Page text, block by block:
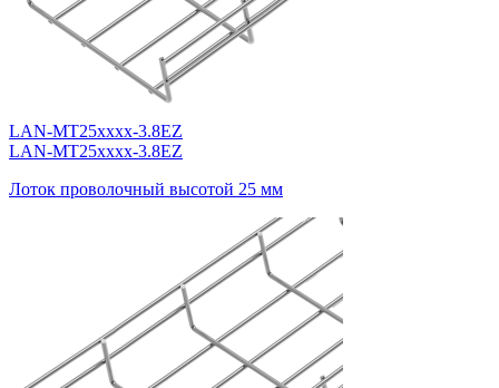
LAN-MT25xxxx-3.8EZ
LAN-MT25xxxx-3.8EZ
Лоток проволочный высотой 25 мм